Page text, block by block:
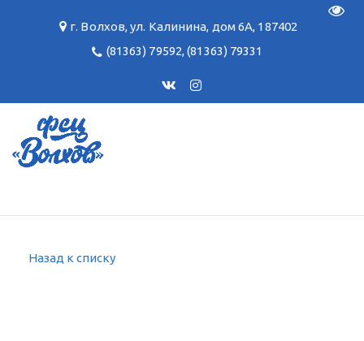
г. Волхов,ул. Калинина, дом 6А, 187402
(81363) 79592,(81363) 79331
Назад к списку